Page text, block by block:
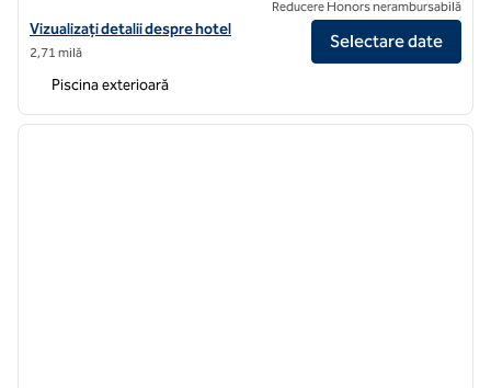
Vizualizați detaliile hotelului Hilton Grand Vacations Club SeaWorld®
Vizualizați detalii despre hotel
2,71 milă
Reducere Honors nerambursabilă
Selectare date
Piscina exterioară
1 din 12